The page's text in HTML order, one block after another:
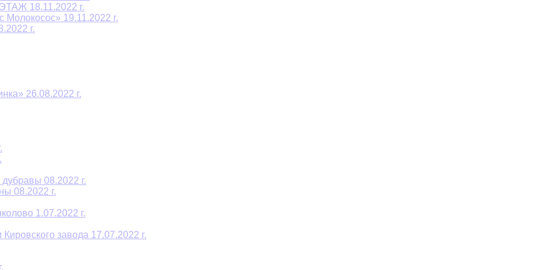
18.11.2022 г.
19.11.2022 г.
г.
26.08.2022 г.
08.2022 г.
08.2022 г.
1.07.2022 г.
завода 17.07.2022 г.